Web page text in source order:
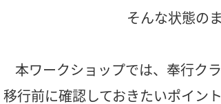
そんな状態の
本ワークショップでは、奉行ク
移行前に確認しておきたいポイン